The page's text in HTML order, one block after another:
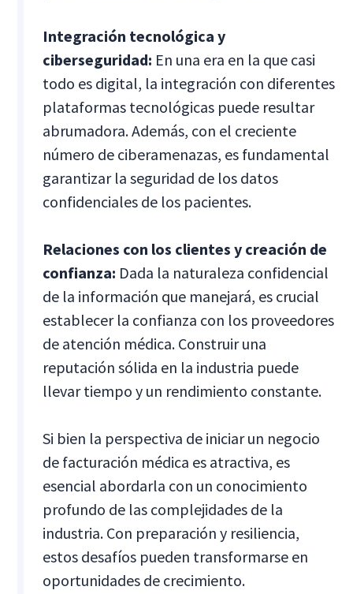
Integración tecnológica y
ciberseguridad: En una era en la que casi
todo es digital, la integración con diferentes
plataformas tecnológicas puede resultar
abrumadora. Además, con el creciente
número de ciberamenazas, es fundamental
garantizar la seguridad de los datos
confidenciales de los pacientes.
Relaciones con los clientes y creación de
confianza: Dada la naturaleza confidencial
de la información que manejará, es crucial
establecer la confianza con los proveedores
de atención médica. Construir una
reputación sólida en la industria puede
llevar tiempo y un rendimiento constante.
Si bien la perspectiva de iniciar un negocio
de facturación médica es atractiva, es
esencial abordarla con un conocimiento
profundo de las complejidades de la
industria. Con preparación y resiliencia,
estos desafíos pueden transformarse en
oportunidades de crecimiento.